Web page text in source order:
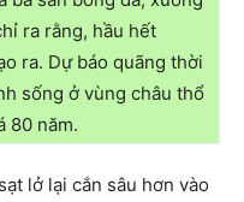
ra rằng, hầu hết
ra. Dự báo quãng thời
sống ở vùng châu thổ
80 năm.
lở lại cắn sâu hơn vào